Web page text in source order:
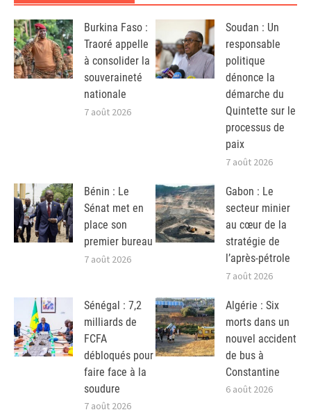
Burkina Faso :
Traoré appelle
à consolider la
souveraineté
nationale
7 août 2026
Soudan : Un
responsable
politique
dénonce la
démarche du
Quintette sur le
processus de
paix
7 août 2026
Bénin : Le
Sénat met en
place son
premier bureau
7 août 2026
Gabon : Le
secteur minier
au cœur de la
stratégie de
l’après-pétrole
7 août 2026
Sénégal : 7,2
milliards de
FCFA
débloqués pour
faire face à la
soudure
7 août 2026
Algérie : Six
morts dans un
nouvel accident
de bus à
Constantine
6 août 2026